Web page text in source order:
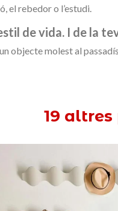
el rebedor o l’estudi.
de vida. I de la
objecte molest al
19